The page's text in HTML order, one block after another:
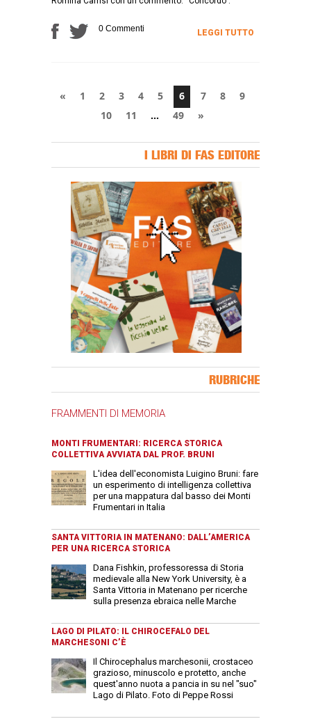
0 Commenti LEGGI TUTTO
« 1 2 3 4 5 6 7 8
9
10
11 … 49 »
I LIBRI DI FAS EDITORE
RUBRICHE
FRAMMENTI DI MEMORIA
MONTI FRUMENTARI: RICERCA STORICA
COLLETTIVA AVVIATA DAL PROF. BRUNI
L'idea dell'economista Luigino Bruni: fare
un esperimento di intelligenza collettiva
per una mappatura dal basso dei Monti
Frumentari in Italia
SANTA VITTORIA IN MATENANO: DALL’AMERICA
PER UNA RICERCA STORICA
Dana Fishkin, professoressa di Storia
medievale alla New York University, è a
Santa Vittoria in Matenano per ricerche
sulla presenza ebraica nelle Marche
LAGO DI PILATO: IL CHIROCEFALO DEL
MARCHESONI C’È
Il Chirocephalus marchesonii, crostaceo
grazioso, minuscolo e protetto, anche
quest'anno nuota a pancia in su nel "suo"
Lago di Pilato. Foto di Peppe Rossi